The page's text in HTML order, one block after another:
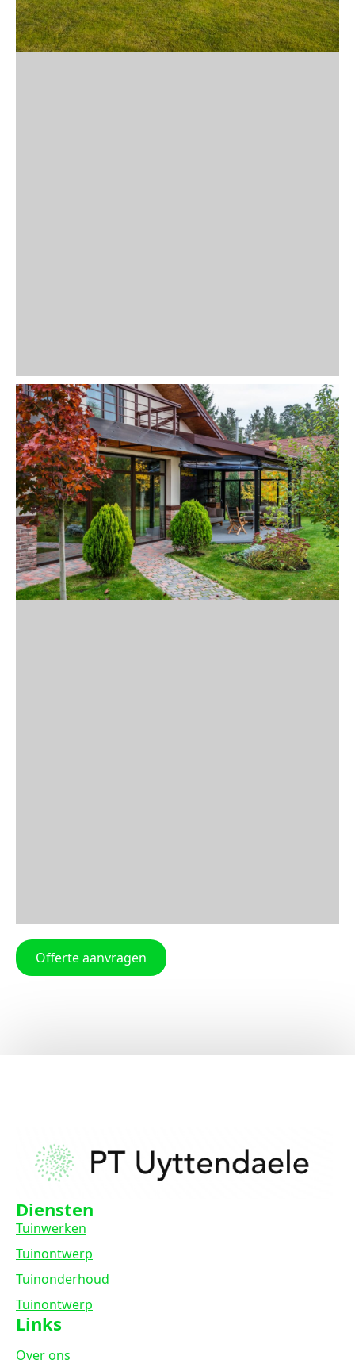
Offerte aanvragen
Diensten
Tuinwerken
Tuinontwerp
Tuinonderhoud
Tuinontwerp
Links
Over ons